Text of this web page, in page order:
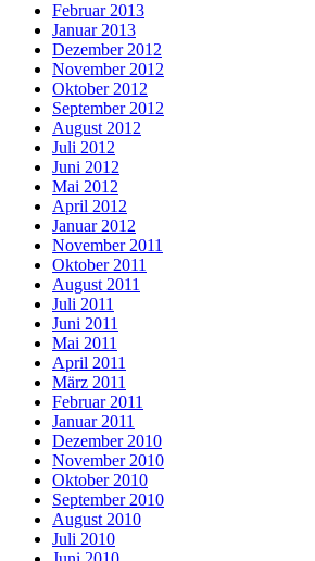
Februar 2013
Januar 2013
Dezember 2012
November 2012
Oktober 2012
September 2012
August 2012
Juli 2012
Juni 2012
Mai 2012
April 2012
Januar 2012
November 2011
Oktober 2011
August 2011
Juli 2011
Juni 2011
Mai 2011
April 2011
März 2011
Februar 2011
Januar 2011
Dezember 2010
November 2010
Oktober 2010
September 2010
August 2010
Juli 2010